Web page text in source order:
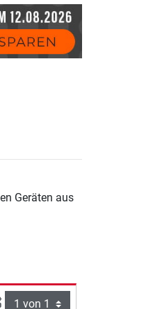
Geräten aus
Seite